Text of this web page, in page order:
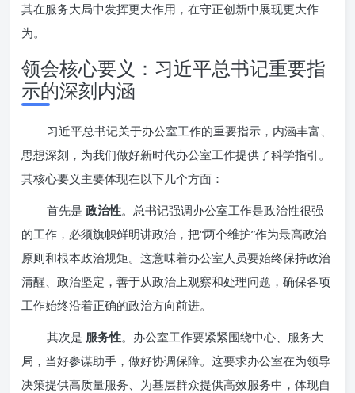
其在服务大局中发挥更大作用，在守正创新中展现更大作
为。
领会核心要义：习近平总书记重要指
示的深刻内涵
习近平总书记关于办公室工作的重要指示，内涵丰富、
思想深刻，为我们做好新时代办公室工作提供了科学指引。
其核心要义主要体现在以下几个方面：
首先是 政治性。总书记强调办公室工作是政治性很强
的工作，必须旗帜鲜明讲政治，把“两个维护”作为最高政治
原则和根本政治规矩。这意味着办公室人员要始终保持政治
清醒、政治坚定，善于从政治上观察和处理问题，确保各项
工作始终沿着正确的政治方向前进。
其次是 服务性。办公室工作要紧紧围绕中心、服务大
局，当好参谋助手，做好协调保障。这要求办公室在为领导
决策提供高质量服务、为基层群众提供高效服务中，体现自